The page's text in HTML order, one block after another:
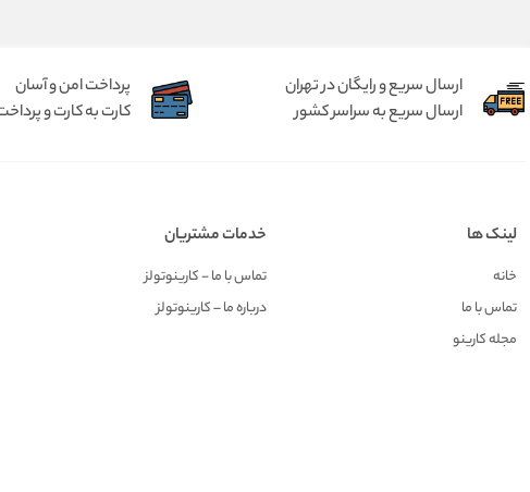
ارسال سریع و رایگان در تهران
ارسال سریع به سراسر کشور
پرداخت امن و آسان
کارت به کارت و
لینک ها
خانه
تماس با ما
مجله کارینو
خدمات مشتریان
تماس با ما - کارینوتولز
درباره ما – کارینوتولز